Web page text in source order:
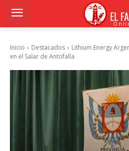
EL
Inicio Destacados
Lithium Energy
en el Salar de Antofalla